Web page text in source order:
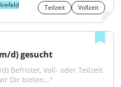
Teilzeit Vollzeit
d) gesucht
Befristet, Voll- oder Teilzeit
Dir bieten..."